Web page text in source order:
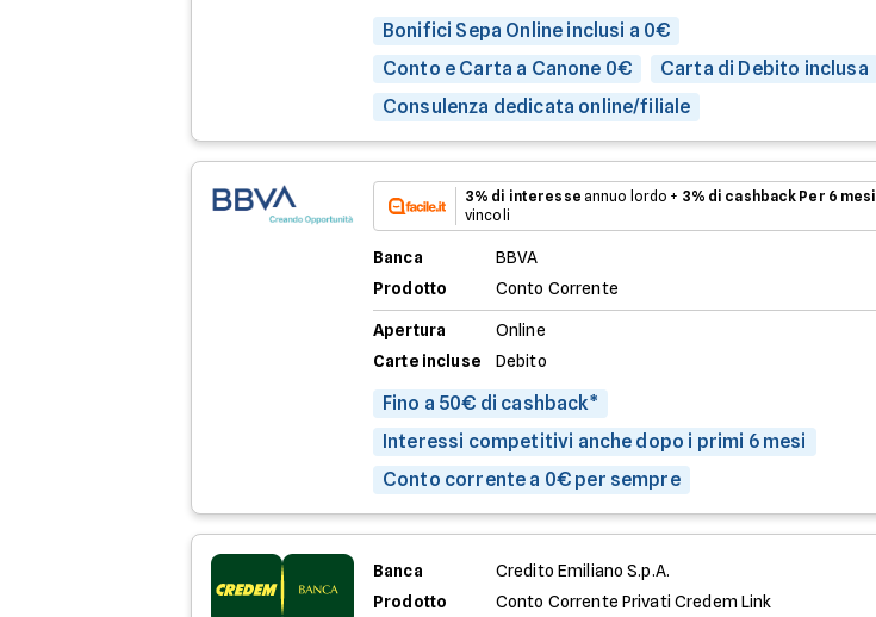
Bonifici Sepa Online inclusi a 0€
Conto e Carta a Canone 0€
Carta di Debito inclusa
Consulenza dedicata online/filiale
3% di interesse annuo lordo + 3% di cashback Per 6 mesi
vincoli
Banca
BBVA
Prodotto
Conto Corrente
Apertura
Online
Carte incluse
Debito
Fino a 50€ di cashback*
Interessi competitivi anche dopo i primi 6 mesi
Conto corrente a 0€ per sempre
Banca
Credito Emiliano S.p.A.
Prodotto
Conto Corrente Privati Credem Link